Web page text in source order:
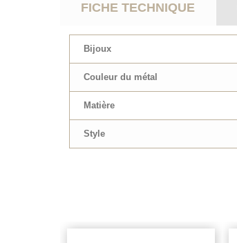
FICHE TECHNIQUE
Bijoux
Couleur du métal
Matière
Style